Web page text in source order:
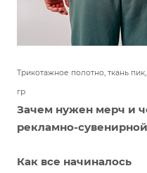
Трикотажное полотно, ткань пик,
гр
Зачем нужен мерч и
рекламно-
Как все начиналось